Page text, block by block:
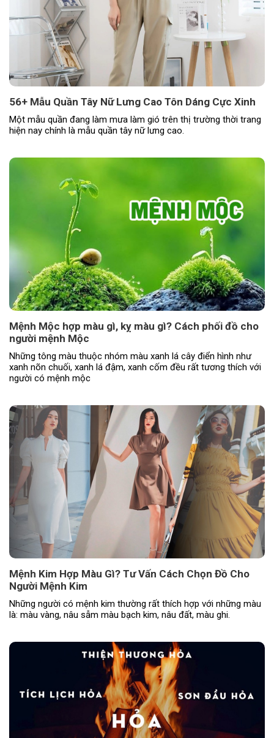
56+ Mẫu Quần Tây Nữ Lưng Cao Tôn Dáng Cực Xinh
Một mẫu quần đang làm mưa làm gió trên thị trường thời trang
hiện nay chính là mẫu quần tây nữ lưng cao.
Mệnh Mộc hợp màu gì, kỵ màu gì? Cách phối đồ cho
người mệnh Mộc
Những tông màu thuộc nhóm màu xanh lá cây điển hình như
xanh nõn chuối, xanh lá đậm, xanh cốm đều rất tương thích với
người có mệnh mộc
Mệnh Kim Hợp Màu Gì? Tư Vấn Cách Chọn Đồ Cho
Người Mệnh Kim
Những người có mệnh kim thường rất thích hợp với những màu
là: màu vàng, nâu sẫm màu bạch kim, nâu đất, màu ghi.